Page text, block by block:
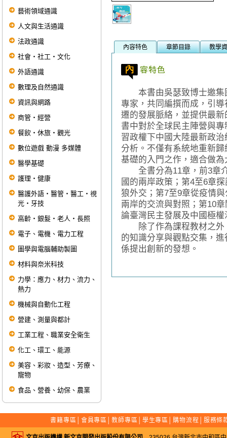
藝術領域通識
人文與生活通識
法政通識
社會‧社工‧文化
外語通識
數理及自然通識
資訊與網路
商管‧經營
餐飲‧休旅‧觀光
數位遊戲 動漫 多媒體
醫學基礎
護理‧健康
醫護外語‧醫管‧醫工‧視
光‧牙技
高齡‧銀髮‧老人‧長照
電子、電機、電力工程
圖學與電腦輔助製圖
材料與奈米科技
力學：應力、材力、流力、
熱力
機械與自動化工程
營建、測量與都計
工業工程、職業安全衛生
化工、環工、能源
美容、彩妝、造型、芳療、
寵物
食品、營養、幼保、農業
內容特色 章節目錄 教學
本書由吳瑟致博士邀集
專家，共同編撰而成，引
遷的發展脈絡，並提供最
書中對於全球民主陣營與
習政權下中國大陸最新政
分析。不僅有系統地重新
基礎的入門之作，適合做
全書分為11章，前3章介
國的兩岸政策；第4至6章
狼外交；第7至9章從疫情
兩岸的交流與對照；第10
論臺灣民主發展及中國極權
除了作為課程教材之外
的知識分享與觀點交集，
係提出創新的發想。
書籍專區 會員專區 │教師專區 學生專區 購物流程 服務條